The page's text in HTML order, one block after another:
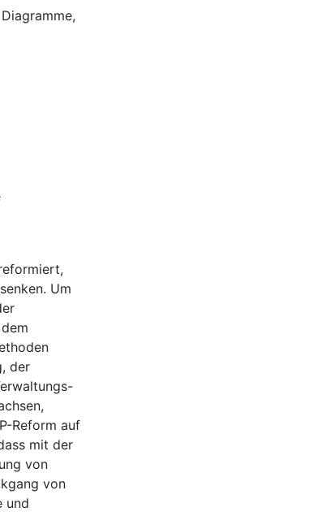
Um
der
Reform auf
mit der
von
von
und